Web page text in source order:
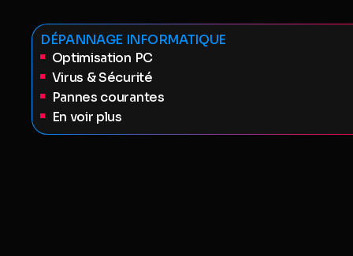
DÉPANNAGE INFORMATIQUE
Optimisation PC
Virus & Sécurité
Pannes courantes
En voir plus